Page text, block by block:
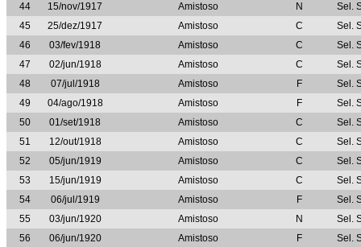
44
15/nov/1917 Amistoso N
Sel.
45
25/dez/1917 Amistoso C
Sel.
46
03/fev/1918 Amistoso C
Sel.
47
02/jun/1918 Amistoso C
Sel.
48
07/jul/1918 Amistoso F
Sel.
49
04/ago/1918 Amistoso F
Sel.
50
01/set/1918 Amistoso C
Sel.
51
12/out/1918 Amistoso C
Sel.
52
05/jun/1919 Amistoso C
Sel.
53
15/jun/1919 Amistoso C
Sel.
54
06/jul/1919 Amistoso F
Sel.
55
03/jun/1920 Amistoso N
Sel.
56
06/jun/1920 Amistoso F
Sel.